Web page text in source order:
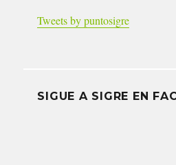
Tweets by puntosigre
SIGUE A SIGRE EN